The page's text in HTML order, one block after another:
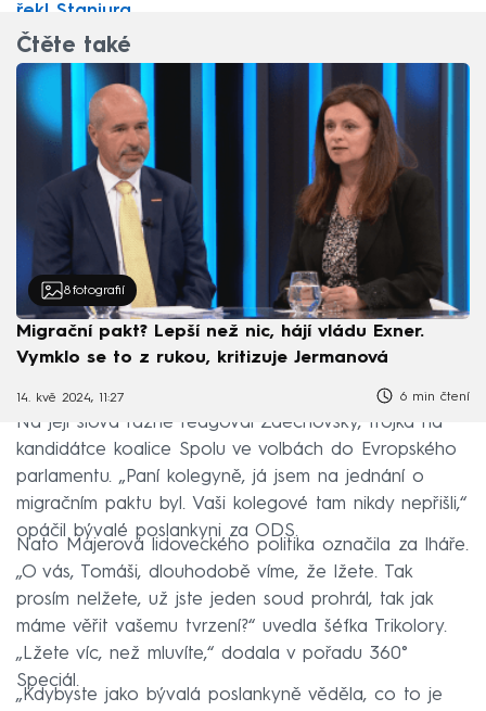
řekl Stanjura
Čtěte také
8 fotografií
Migrační pakt? Lepší než nic, hájí vládu Exner.
Vymklo se to z rukou, kritizuje Jermanová
14. kvě 2024, 11:27 6 min čtení
Na její slova rázně reagoval Zdechovský, trojka na
kandidátce koalice Spolu ve volbách do Evropského
parlamentu. „Paní kolegyně, já jsem na jednání o
migračním paktu byl. Vaši kolegové tam nikdy nepřišli,“
opáčil bývalé poslankyni za ODS.
Nato Majerová lidoveckého politika označila za lháře.
„O vás, Tomáši, dlouhodobě víme, že lžete. Tak
prosím nelžete, už jste jeden soud prohrál, tak jak
máme věřit vašemu tvrzení?“ uvedla šéfka Trikolory.
„Lžete víc, než mluvíte,“ dodala v pořadu 360°
Speciál.
„Kdybyste jako bývalá poslankyně věděla, co to je